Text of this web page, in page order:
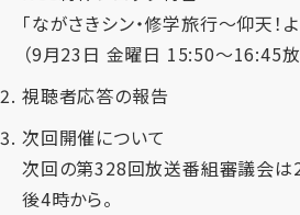
「ながさきシン・修学旅行～仰天！よ
（9月23日 金曜日 15:50～16:45放
2. 視聴者応答の報告
3. 次回開催について
次回の第328回放送番組審議会
後4時から。